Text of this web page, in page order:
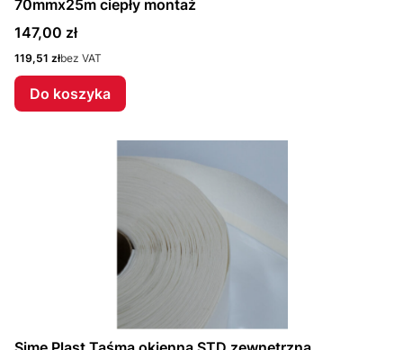
70mmx25m ciepły montaż
Cena
147,00 zł
Cena
119,51 złbez VAT
Do koszyka